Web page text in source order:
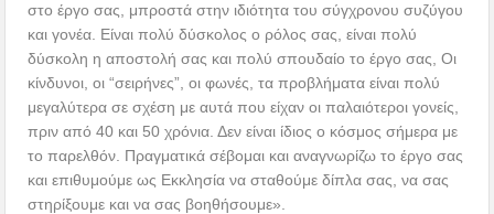
στο έργο σας, μπροστά στην ιδιότητα του σύγχρονου συζύγου
και γονέα. Είναι πολύ δύσκολος ο ρόλος σας, είναι πολύ
δύσκολη η αποστολή σας και πολύ σπουδαίο το έργο σας, Οι
κίνδυνοι, οι “σειρήνες”, οι φωνές, τα προβλήματα είναι πολύ
μεγαλύτερα σε σχέση με αυτά που είχαν οι παλαιότεροι γονείς,
πριν από 40 και 50 χρόνια. Δεν είναι ίδιος ο κόσμος σήμερα με
το παρελθόν. Πραγματικά σέβομαι και αναγνωρίζω το έργο σας
και επιθυμούμε ως Εκκλησία να σταθούμε δίπλα σας, να σας
στηρίξουμε και να σας βοηθήσουμε».